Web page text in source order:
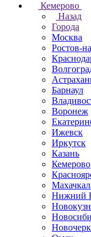
Кемерово
Назад
Города
Москва
Ростов-
Барнаул
Воронеж
Ижевск
Иркутск
Казань
Кемерово
Нижний